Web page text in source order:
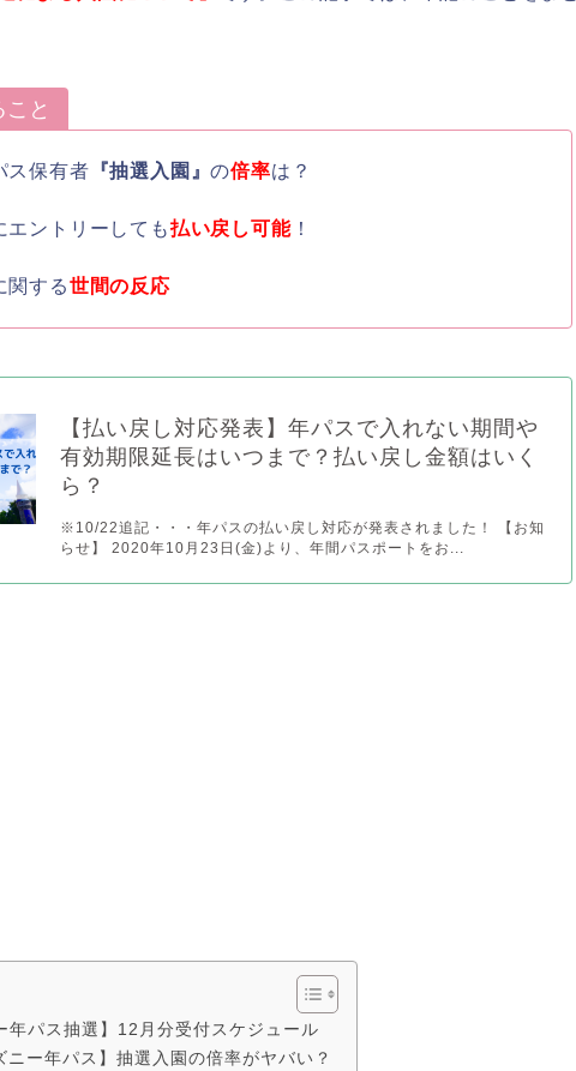
と
ス保有者 『抽選入園』の倍率は？
エントリーしても払い戻し可能！
関する世間の反応
【払い戻し対応発表】年パスで入れない期間や
有効期限延長はいつまで？払い戻し金額はいく
ら？
※10/22追記・・・年パスの払い戻し対応が発表されました！ 【お知
らせ】 2020年10月23日(金)より、年間パスポートをお...
年パス抽選】12月分受付スケジュール
ー年パス】抽選入園の倍率がヤバい？